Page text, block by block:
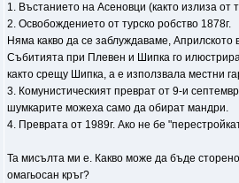
1. Въстанието на Асеновци (както излиза от
2. Освобождението от турско робство 1878г.
Няма какво да се заблуждаваме,
Събитията при Плевен и Шипка го
както срещу Шипка, а е използвала местни
3. Комунистическият преврат от 9-и
шумкарите можеха само да обират мандри.
4. Преврата от 1989г. Ако не бе
Та мисълта ми е. Какво може да бъде
омагьосан кръг?